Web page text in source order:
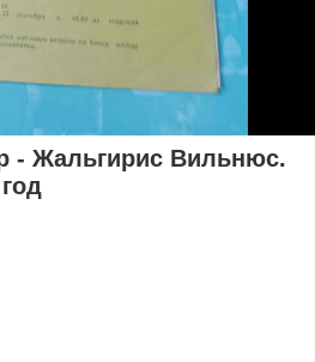
- Жальгирис Вильнюс.